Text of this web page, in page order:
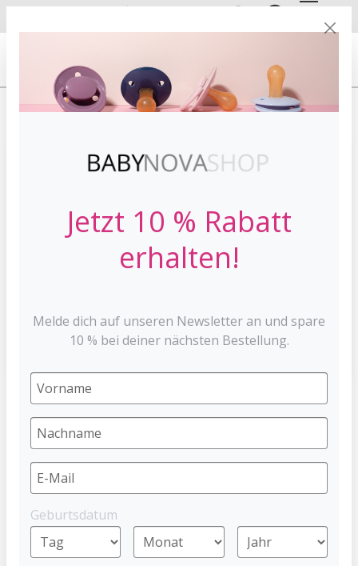
EN
HOME SCHNULLER
Flat Shield Night Schnuller Katze Gr. 1
DENTISTAR
3,99 €
Preise inkl. MwSt. zzgl. Versandkosten
Jetzt 10 % Rabatt
erhalten!
Melde dich auf unseren Newsletter an und spare
10 % bei deiner nächsten Bestellung.
Geburtsdatum